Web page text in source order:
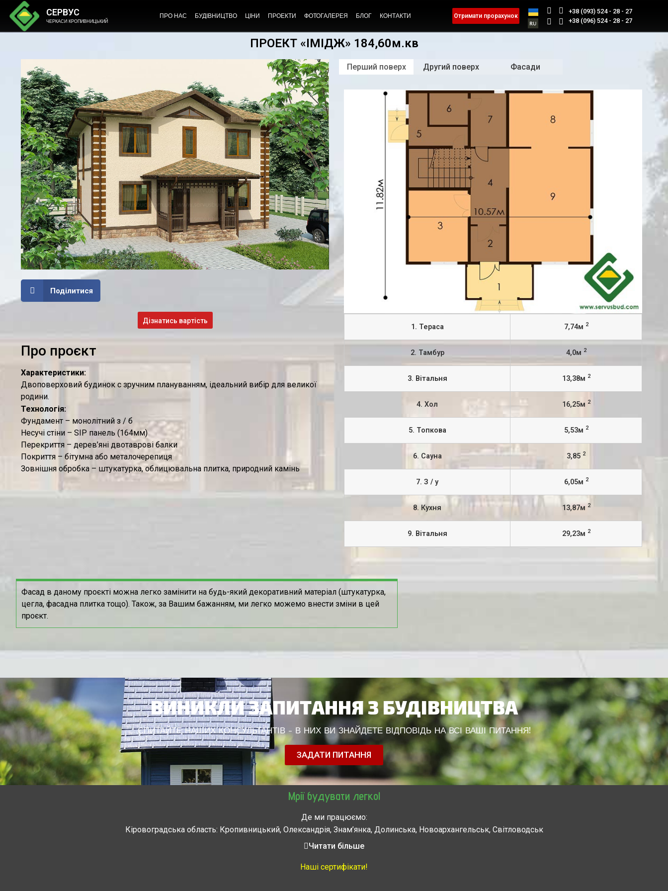
СЕРВУС
ЧЕРКАСИ КРОПИВНИЦЬКИЙ
ПРО НАС БУДІВНИЦТВО ЦІНИ ПРОЕКТИ ФОТОГАЛЕРЕЯ БЛОГ КОНТАКТИ Отримати прорахунок
+38 (093) 524 - 28 - 27
+38 (096) 524 - 28 - 27
ПРОЕКТ «ІМІДЖ» 184,60м.кв
Поділитися
Дізнатись вартість
Про проєкт
Характеристики:
Двоповерховий будинок c зручним плануванням, ідеальний вибір для великої
родини.
Технологія:
Фундамент – монолітний з / б
Несучі стіни – SIP панель (164мм)
Перекриття – дерев’яні двотаврові балки
Покриття – бітумна або металочерепиця
Зовнішня обробка – штукатурка, облицювальна плитка, природний камінь
Перший поверх Другий поверх Фасади
1. Тераса 7,74м 2
2. Тамбур 4,0м 2
3. Вітальня 13,38м 2
4. Хол 16,25м 2
5. Топкова 5,53м 2
6. Сауна 3,85 2
7. З / у 6,05м 2
8. Кухня 13,87м 2
9. Вітальня 29,23м 2
Фасад в даному проєкті можна легко замінити на будь-який декоративний матеріал (штукатурка,
цегла, фасадна плитка тощо). Також, за Вашим бажанням, ми легко можемо внести зміни в цей
проєкт.
ВИНИКЛИ ЗАПИТАННЯ З БУДІВНИЦТВА
СПИТАЙТЕ НАШИХ КОНСУЛЬТАНТІВ - В НИХ ВИ ЗНАЙДЕТЕ ВІДПОВІДЬ НА ВСІ ВАШІ ПИТАННЯ!
ЗАДАТИ ПИТАННЯ
Мрії будувати легко!
Де ми працюємо:
Кіровоградська область: Кропивницький, Олександрія, Знам’янка, Долинська, Новоархангельськ, Світловодськ
Черкасская область: Ватутино, Городище, Жашков, Звенигородка, Золотоноша, Каменка, Канев, Корсунь-Шевченковский,
Читати більше
Наші сертифікати!